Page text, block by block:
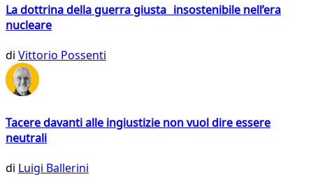
La dottrina della guerra giusta insostenibile nell’era
nucleare
di Vittorio Possenti
Tacere davanti alle ingiustizie non vuol dire essere
neutrali
di Luigi Ballerini